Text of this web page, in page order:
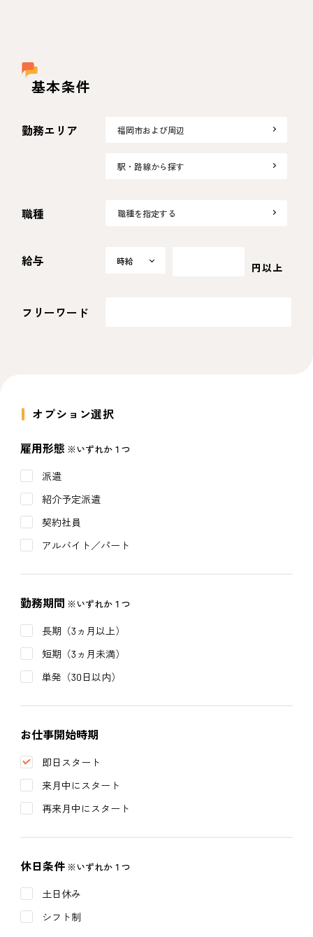
基本条件
勤務エリア 福岡市および周辺
駅・路線から探す
職種 職種を指定する
給与 時給
時給
円以上
フリーワード
オプション選択
雇用形態 ※いずれか１つ
派遣
紹介予定派遣
契約社員
アルバイト／パート
勤務期間 ※いずれか１つ
長期（3ヵ月以上）
短期（3ヵ月未満）
単発（30日以内）
お仕事開始時期
即日スタート
来月中にスタート
再来月中にスタート
休日条件 ※いずれか１つ
土日休み
シフト制